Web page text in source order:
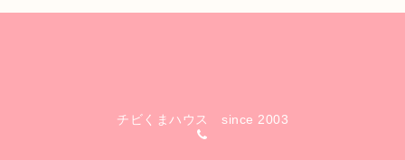
チビくまハウス since 2003